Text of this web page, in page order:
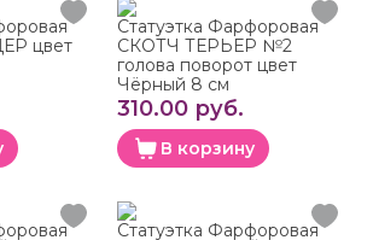
цвет
Статуэтка Фарфоровая
СКОТЧ ТЕРЬЕР №2
голова поворот цвет
Чёрный 8 см
310.00 руб.
В корзину
Статуэтка Фарфоровая